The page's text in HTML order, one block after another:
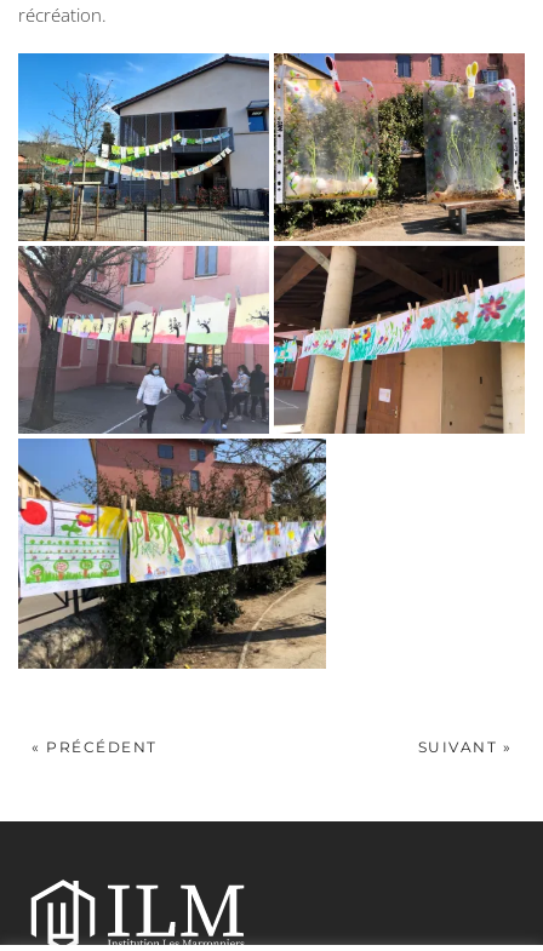
récréation.
« PRÉCÉDENT SUIVANT »